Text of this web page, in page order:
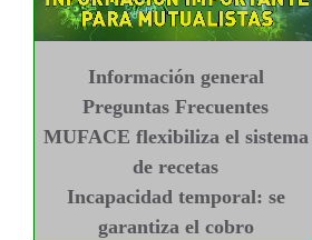
Información general
Preguntas Frecuentes
MUFACE flexibiliza el sistema
de recetas
Incapacidad temporal: se
garantiza el cobro